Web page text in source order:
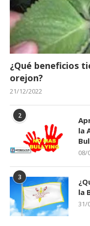
¿Qué beneficios
orejon?
21/12/2022
2
la
08/
3
la
31/